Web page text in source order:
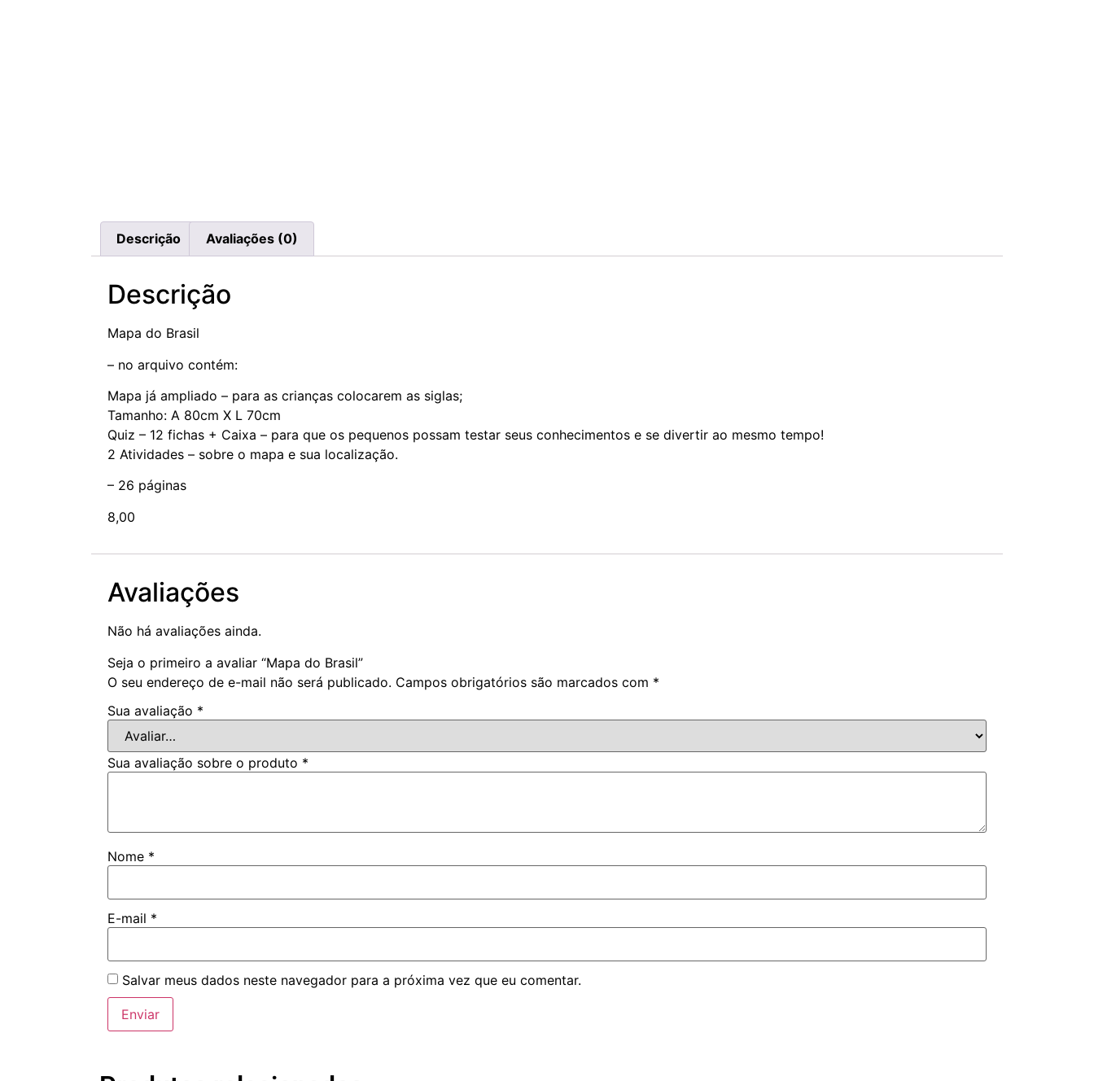
Descrição Avaliações (0)
Descrição
Mapa do Brasil
– no arquivo contém:
Mapa já ampliado – para as crianças colocarem as siglas;
Tamanho: A 80cm X L 70cm
Quiz – 12 fichas + Caixa – para que os pequenos possam testar seus conhecimentos e se divertir ao mesmo tempo!
2 Atividades – sobre o mapa e sua localização.
– 26 páginas
8,00
Avaliações
Não há avaliações ainda.
Seja o primeiro a avaliar “Mapa do Brasil”
O seu endereço de e-mail não será publicado. Campos obrigatórios são marcados com *
Sua avaliação *
Sua avaliação sobre o produto *
Nome *
E-mail *
Salvar meus dados neste navegador para a próxima vez que eu comentar.